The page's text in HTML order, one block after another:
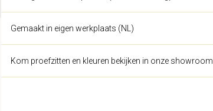
Gemaakt in eigen werkplaats (NL)
Kom proefzitten en kleuren bekijken in onze showroom